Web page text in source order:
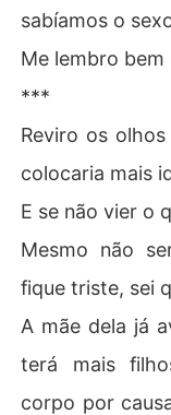
sabíamos o
Me lembro bem
***
Reviro os
colocaria mais
E se não vier o
Mesmo não
fique triste, sei
A mãe dela já
terá mais
corpo por